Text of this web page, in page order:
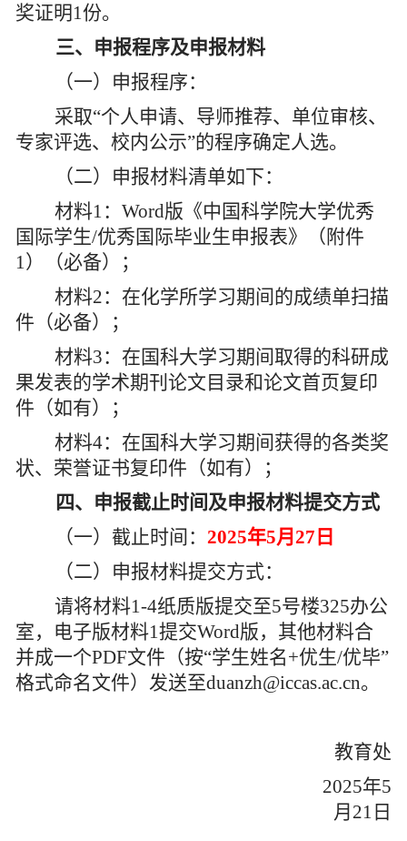
奖证明 1份。
三、 申报程序及申报材料
（一） 申报程序：
采取“个人申请、导师推荐、单位审核、
专家评选、校内公示”的程序确定人选。
（二） 申报材料清单如下：
材料1 ： Word版《中国科学院大学优秀
国际学生/优秀国际毕业生申报表》（附件
1 ）（必备）；
材料2：在化学所学习期间的成绩单扫描
件（必备）；
材料3：在国科大学习期间取得的科研成
果发表的学术期刊论文目录和论文首页复印
件（如有）；
材料4：在国科大学习期间获得的各类奖
状、荣誉证书复印件（如有）；
四、 申报截止时间及申报材料提交方式
（一） 截止时间： 2025年5月 27 日
（二）申报材料提交方式：
请将材料1-4纸质版提交至5号楼325办公
室，电子版材料1提交Word版， 其他材料合
并成一个PDF文件 （按“学生姓名+优生/优毕”
格式命名文件） 发送至duanzh@iccas.ac.cn。
教育处
2025年5
月 21 日